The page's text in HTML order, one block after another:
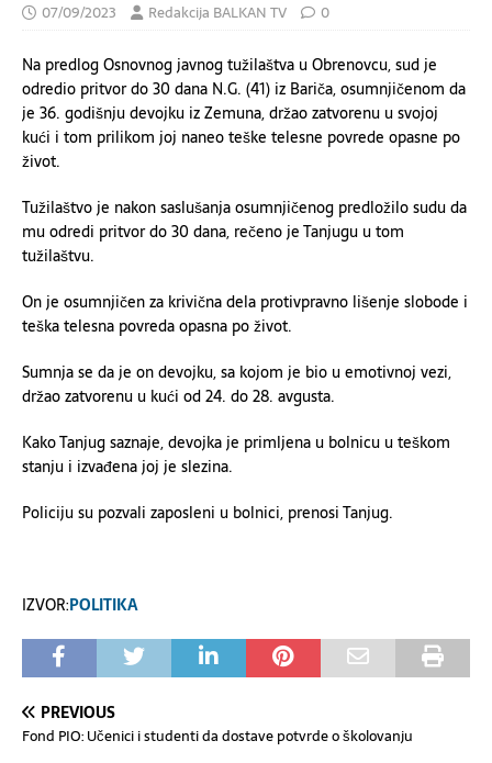
07/09/2023 Redakcija BALKAN TV 0
Na predlog Osnovnog javnog tužilaštva u Obrenovcu, sud je
odredio pritvor do 30 dana N.G. (41) iz Bariča, osumnjičenom da
je 36. godišnju devojku iz Zemuna, držao zatvorenu u svojoj
kući i tom prilikom joj naneo teške telesne povrede opasne po
život.
Tužilaštvo je nakon saslušanja osumnjičenog predložilo sudu da
mu odredi pritvor do 30 dana, rečeno je Tanjugu u tom
tužilaštvu.
On je osumnjičen za krivična dela protivpravno lišenje slobode i
teška telesna povreda opasna po život.
Sumnja se da je on devojku, sa kojom je bio u emotivnoj vezi,
držao zatvorenu u kući od 24. do 28. avgusta.
Kako Tanjug saznaje, devojka je primljena u bolnicu u teškom
stanju i izvađena joj je slezina.
Policiju su pozvali zaposleni u bolnici, prenosi Tanjug.
IZVOR:POLITIKA
PREVIOUS
Fond PIO: Učenici i studenti da dostave potvrde o školovanju